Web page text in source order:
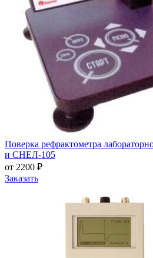
Поверка рефрактометра
и СНЕЛ-105
от 2200 ₽
Заказать